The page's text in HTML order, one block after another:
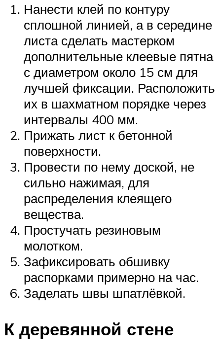
Нанести клей по контуру
сплошной линией, а в середине
листа сделать мастерком
дополнительные клеевые пятна
с диаметром около 15 см для
лучшей фиксации. Расположить
их в шахматном порядке через
интервалы 400 мм.
Прижать лист к бетонной
поверхности.
Провести по нему доской, не
сильно нажимая, для
распределения клеящего
вещества.
Простучать резиновым
молотком.
Зафиксировать обшивку
распорками примерно на час.
Заделать швы шпатлёвкой.
К деревянной стене